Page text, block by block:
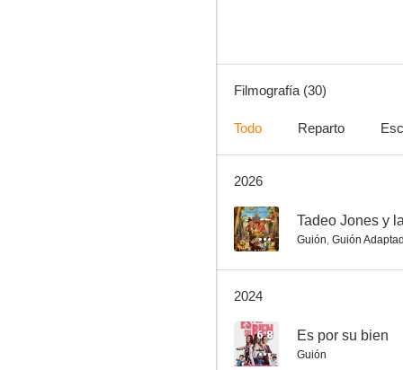
Filmografía (30)
Todo Reparto
2026
-- Tadeo Jones y
Guión, Guión
2024
6.8 Es por su bien
Guión